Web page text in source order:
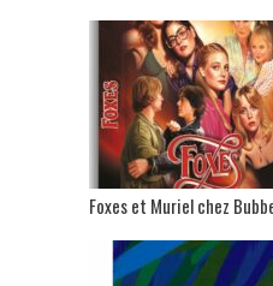
Foxes et Muriel chez